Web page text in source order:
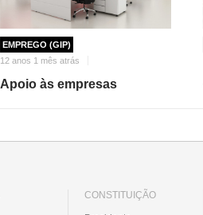
EMPREGO (GIP)
12 anos 1 mês atrás
Apoio às empresas
CONSTITUIÇÃO